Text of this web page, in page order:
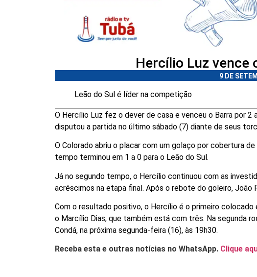
Hercílio Luz vence
9 DE
Leão do Sul é líder na competição
O Hercílio Luz fez o dever de casa e venceu o Barra por 2
disputou a partida no último sábado (7) diante de seus
O Colorado abriu o placar com um golaço por cobertura
tempo terminou em 1 a 0 para o Leão do Sul.
Já no segundo tempo, o Hercílio continuou com as
acréscimos na etapa final. Após o rebote do goleiro, João
Com o resultado positivo, o Hercílio é o primeiro
o Marcílio Dias, que também está com três. Na segunda
Condá, na próxima segunda-feira (16), às 19h30.
Receba esta e outras notícias no WhatsApp. Clique